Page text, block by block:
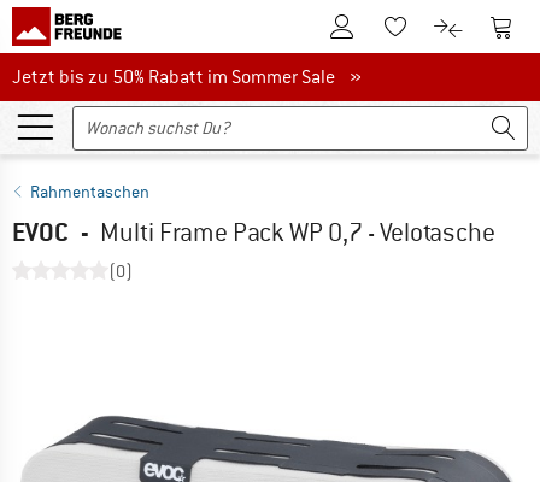
Zum KundenkontoZum Merkzettel.
Zum Zum
Jetzt bis zu 50% Rabatt im Sommer Sale
Jetzt bis zu 50% Rabatt im Sommer Sale »
Rahmentaschen
EVOC - Multi Frame Pack WP 0,7 - Velotasche
(0)